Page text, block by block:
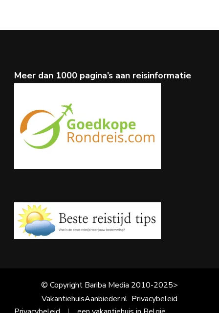
Meer dan 1000 pagina’s aan reisinformatie
© Copyright Bariba Media 2010-2025>
VakantiehuisAanbieder.nl Privacybeleid